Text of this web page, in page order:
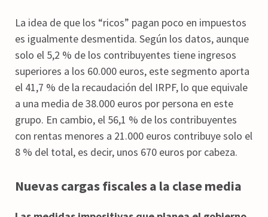
La idea de que los “ricos” pagan poco en impuestos
es igualmente desmentida. Según los datos, aunque
solo el 5,2 % de los contribuyentes tiene ingresos
superiores a los 60.000 euros, este segmento aporta
el 41,7 % de la recaudación del IRPF, lo que equivale
a una media de 38.000 euros por persona en este
grupo. En cambio, el 56,1 % de los contribuyentes
con rentas menores a 21.000 euros contribuye solo el
8 % del total, es decir, unos 670 euros por cabeza.
Nuevas cargas fiscales a la clase media